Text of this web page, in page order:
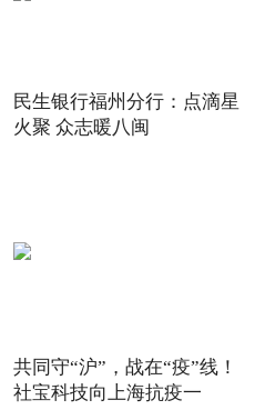
民生银行福州分行：点滴星
火聚 众志暖八闽
共同守“沪”，战在“疫”线！
社宝科技向上海抗疫一